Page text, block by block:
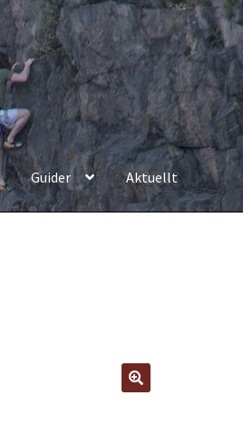
Guider Aktuellt